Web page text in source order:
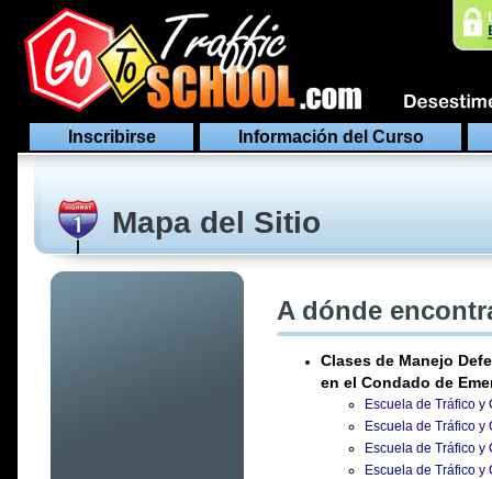
Inscribirse Información del Curso
Mapa del Sitio
A dónde
Clases de Manejo
en el Condado de
Escuela de Tráfico
Escuela de Tráfico
Escuela de Tráfico
Escuela de Tráfico